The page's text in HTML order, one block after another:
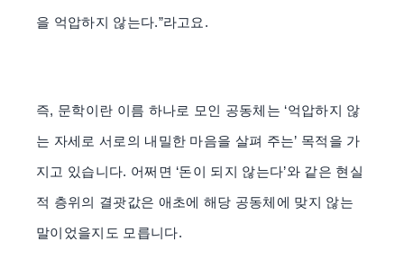
을 억압하지 않는다.”라고요.
즉, 문학이란 이름 하나로 모인 공동체는 ‘억압하지 않
는 자세로 서로의 내밀한 마음을 살펴 주는’ 목적을 가
지고 있습니다. 어쩌면 ‘돈이 되지 않는다’와 같은 현실
적 층위의 결괏값은 애초에 해당 공동체에 맞지 않는
말이었을지도 모릅니다.